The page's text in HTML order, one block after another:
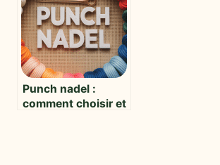
Punch nadel :
comment choisir et